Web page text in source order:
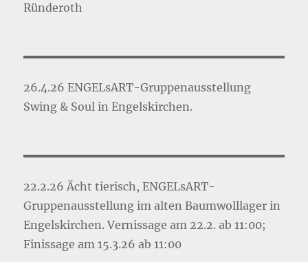
Ründeroth
26.4.26 ENGELsART-Gruppenausstellung
Swing & Soul in Engelskirchen.
22.2.26 Ächt tierisch, ENGELsART-
Gruppenausstellung im alten Baumwolllager in
Engelskirchen. Vernissage am 22.2. ab 11:00;
Finissage am 15.3.26 ab 11:00